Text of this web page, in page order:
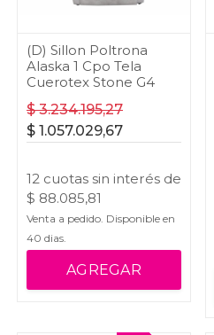
(D) Sillon Poltrona
Alaska 1 Cpo Tela
Cuerotex Stone G4
$3.234.195,27
$ 1.057.029,67
12 cuotas sin interés de
$ 88.085,81
Venta a pedido. Disponible en
40 dias.
AGREGAR